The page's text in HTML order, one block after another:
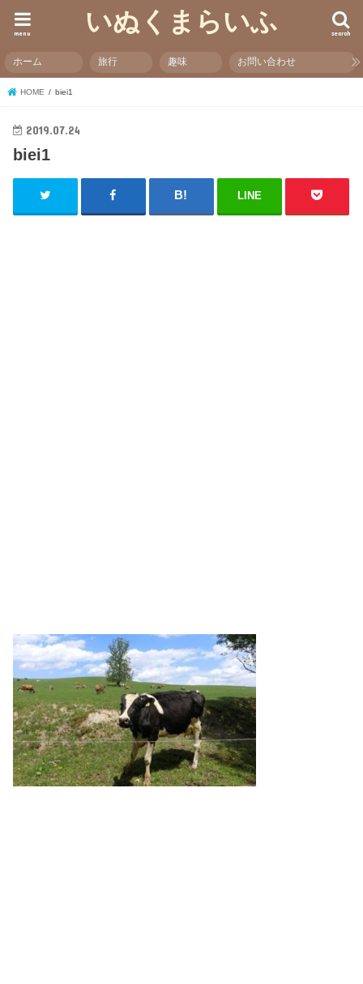
いぬくまらいふ search
menu
ホーム 旅行 趣味 お問い合わせ
HOME biei1
2019.07.24
biei1
LINE